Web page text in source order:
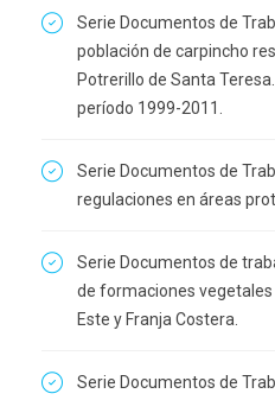
Serie Documentos de
población de carpincho
Potrerillo de Santa
período 1999-2011.
Serie Documentos de
regulaciones en áreas
Serie Documentos de
de formaciones vegetales
Este y Franja Costera.
Serie Documentos de